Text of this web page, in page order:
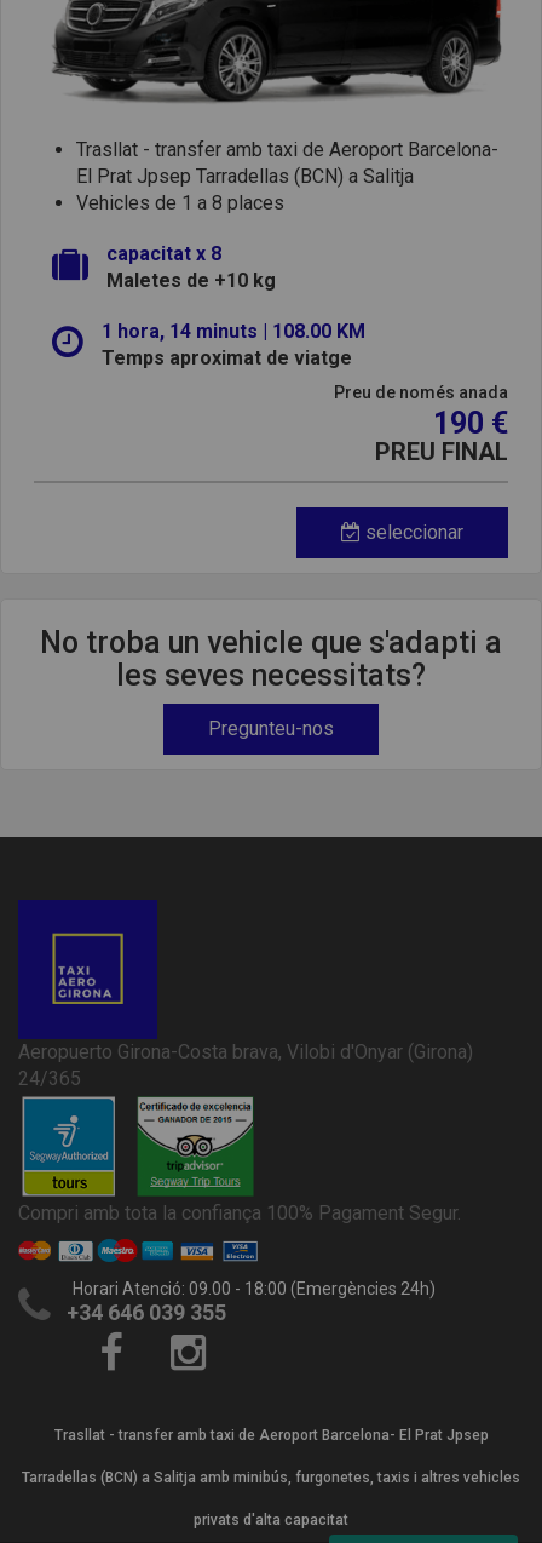
Trasllat - transfer amb taxi de Aeroport Barcelona-
El Prat Jpsep Tarradellas (BCN) a Salitja
Vehicles de 1 a 8 places
capacitat x 8
Maletes de +10 kg
1 hora, 14 minuts | 108.00 KM
Temps aproximat de viatge
Preu de només anada
190 €
PREU FINAL
seleccionar
No troba un vehicle que s'adapti a
les seves necessitats?
Pregunteu-nos
Aeropuerto Girona-Costa brava, Vilobi d'Onyar (Girona)
24/365
Compri amb tota la confiança 100% Pagament Segur.
Horari Atenció: 09.00 - 18:00 (Emergències 24h)
+34 646 039 355
Trasllat - transfer amb taxi de Aeroport Barcelona- El Prat Jpsep
Tarradellas (BCN) a Salitja amb minibús, furgonetes, taxis i altres vehicles
privats d'alta capacitat